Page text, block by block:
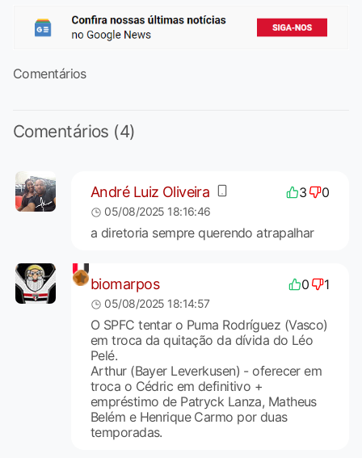
Comentários
Comentários (4)
André Luiz Oliveira 3 0
05/08/2025 18:16:46
a diretoria sempre querendo atrapalhar
biomarpos 0 1
05/08/2025 18:14:57
O SPFC tentar o Puma Rodríguez (Vasco)
em troca da quitação da dívida do Léo
Pelé.
Arthur (Bayer Leverkusen) - oferecer em
troca o Cédric em definitivo +
empréstimo de Patryck Lanza, Matheus
Belém e Henrique Carmo por duas
temporadas.